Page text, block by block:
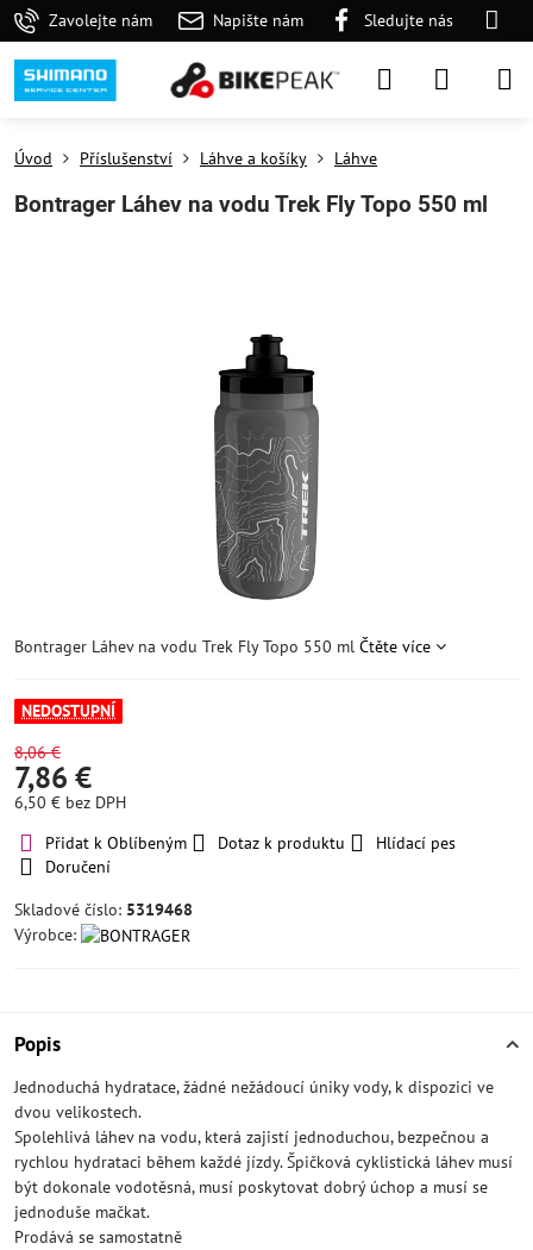
Zavolejte nám Napište nám Sledujte nás
Úvod Příslušenství Láhve a košíky Láhve
Bontrager Láhev na vodu Trek Fly Topo 550 ml
Bontrager Láhev na vodu Trek Fly Topo 550 ml Čtěte více
NEDOSTUPNÍ
8,06 €
7,86 €
6,50 € bez DPH
Přidat k Oblíbeným
Dotaz k produktu
Hlídací pes
Doručení
Skladové číslo: 5319468
Výrobce:
Popis
Jednoduchá hydratace, žádné nežádoucí úniky vody, k dispozici ve
dvou velikostech.
Spolehlivá láhev na vodu, která zajistí jednoduchou, bezpečnou a
rychlou hydrataci během každé jízdy. Špičková cyklistická láhev musí
být dokonale vodotěsná, musí poskytovat dobrý úchop a musí se
jednoduše mačkat.
Prodává se samostatně